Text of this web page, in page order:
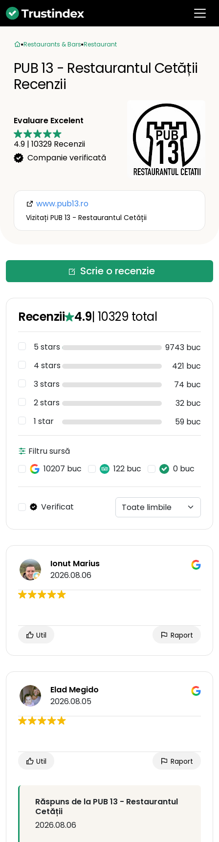
Restaurants & Bars Restaurant
PUB 13 - Restaurantul Cetății
Recenzii
Evaluare Excelent
4.9 | 10329 Recenzii
Companie verificată
www.pub13.ro
Vizitați PUB 13 - Restaurantul Cetății
Scrie o recenzie
Recenzii 4.9| 10329 total
5 stars
9743 buc
4 stars
421 buc
3 stars
74 buc
2 stars
32 buc
1 star
59 buc
Filtru sursă
10207 buc
122 buc 0 buc
Verificat
Ionut Marius
2026.08.06
Util Raport
Elad Megido
2026.08.05
Util Raport
Răspuns de la PUB 13 - Restaurantul
Cetății
2026.08.06